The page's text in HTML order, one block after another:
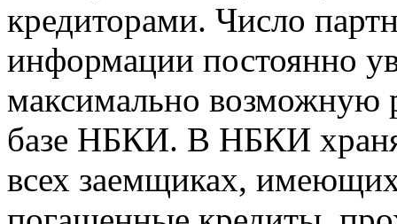
кредиторами. Число
информации постоянно
максимально возможную
базе НБКИ. В НБКИ
всех заемщиках,